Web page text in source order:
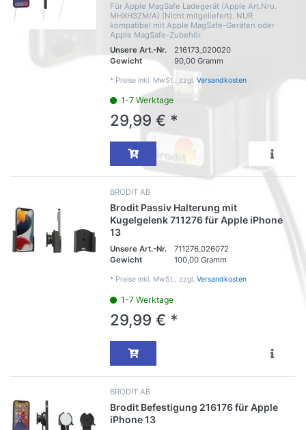
Für Apple MagSafe Ladegerät (Apple Art.Nro.
MHXH3ZM/A) (Nicht mitgeliefert). NUR
kompatibel mit Apple MagSafe-Geräten oder
Apple MagSafe-Zubehör.
Unsere Art.-Nr.
216173_020020
Gewicht
90,00 Gramm
* Preise inkl. MwSt., zzgl. Versandkosten
1-7 Werktage
29,99 € *
BRODIT AB
Brodit Passiv Halterung mit
Kugelgelenk 711276 für Apple iPhone
13
Unsere Art.-Nr.
711276_026072
Gewicht
100,00 Gramm
* Preise inkl. MwSt., zzgl. Versandkosten
1-7 Werktage
29,99 € *
BRODIT AB
Brodit Befestigung 216176 für Apple
iPhone 13